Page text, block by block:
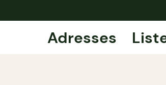
Adresses